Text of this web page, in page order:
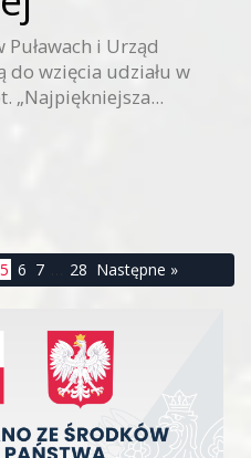
i Urząd
do wzięcia udziału w
„Najpiękniejsza...
5 6 7 28 Następne »